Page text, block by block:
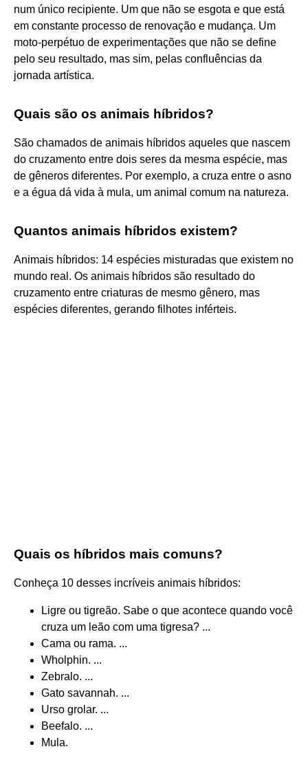
num único recipiente. Um que não se esgota e que está
em constante processo de renovação e mudança. Um
moto-perpétuo de experimentações que não se define
pelo seu resultado, mas sim, pelas confluências da
jornada artística.
Quais são os animais híbridos?
São chamados de animais híbridos aqueles que nascem
do cruzamento entre dois seres da mesma espécie, mas
de gêneros diferentes. Por exemplo, a cruza entre o asno
e a égua dá vida à mula, um animal comum na natureza.
Quantos animais híbridos existem?
Animais híbridos: 14 espécies misturadas que existem no
mundo real. Os animais híbridos são resultado do
cruzamento entre criaturas de mesmo gênero, mas
espécies diferentes, gerando filhotes inférteis.
Quais os híbridos mais comuns?
Conheça 10 desses incríveis animais híbridos:
Ligre ou tigreão. Sabe o que acontece quando você
cruza um leão com uma tigresa? ...
Cama ou rama. ...
Wholphin. ...
Zebralo. ...
Gato savannah. ...
Urso grolar. ...
Beefalo. ...
Mula.